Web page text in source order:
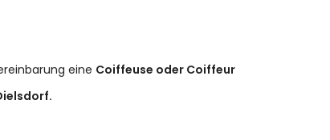
eine Coiffeuse oder Coiffeur